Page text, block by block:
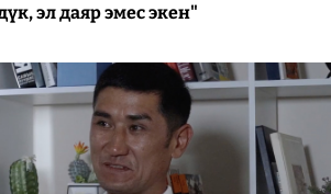
эл даяр эмес экен"